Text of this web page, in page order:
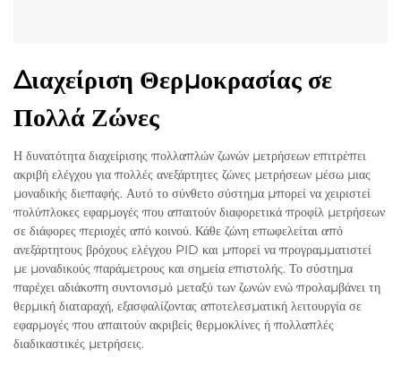
Διαχείριση Θερμοκρασίας σε
Πολλά Ζώνες
Η δυνατότητα διαχείρισης πολλαπλών ζωνών μετρήσεων επιτρέπει
ακριβή ελέγχου για πολλές ανεξάρτητες ζώνες μετρήσεων μέσω μιας
μοναδικής διεπαφής. Αυτό το σύνθετο σύστημα μπορεί να χειριστεί
πολύπλοκες εφαρμογές που απαιτούν διαφορετικά προφίλ μετρήσεων
σε διάφορες περιοχές από κοινού. Κάθε ζώνη επωφελείται από
ανεξάρτητους βρόχους ελέγχου PID και μπορεί να προγραμματιστεί
με μοναδικούς παράμετρους και σημεία επιστολής. Το σύστημα
παρέχει αδιάκοπη συντονισμό μεταξύ των ζωνών ενώ προλαμβάνει τη
θερμική διαταραχή, εξασφαλίζοντας αποτελεσματική λειτουργία σε
εφαρμογές που απαιτούν ακριβείς θερμοκλίνες ή πολλαπλές
διαδικαστικές μετρήσεις.